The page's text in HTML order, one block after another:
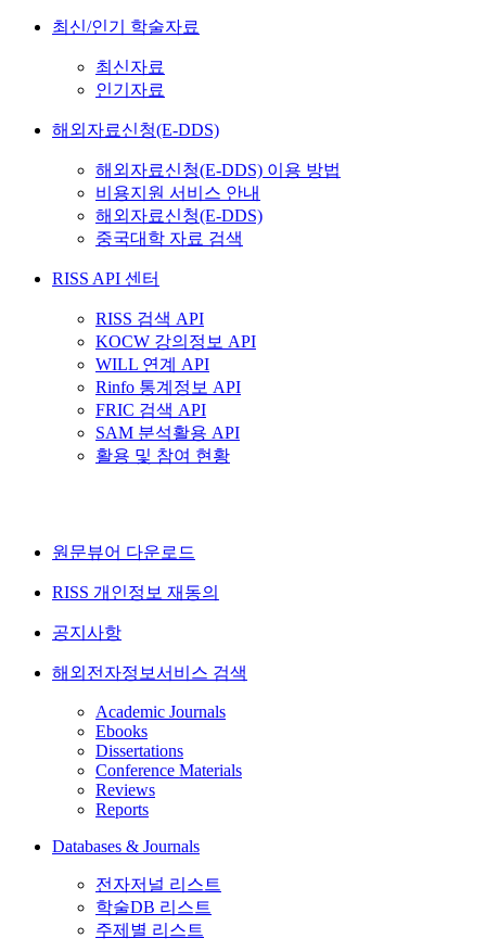
최신/인기 학술자료
최신자료
인기자료
해외자료신청(E-DDS)
해외자료신청(E-DDS) 이용 방법
비용지원 서비스 안내
해외자료신청(E-DDS)
중국대학 자료 검색
RISS API 센터
RISS 검색 API
KOCW 강의정보 API
WILL 연계 API
Rinfo 통계정보 API
FRIC 검색 API
SAM 분석활용 API
활용 및 참여 현황
원문뷰어 다운로드
RISS 개인정보 재동의
공지사항
해외전자정보서비스 검색
Academic Journals
Ebooks
Dissertations
Conference Materials
Reviews
Reports
Databases & Journals
전자저널 리스트
학술DB 리스트
주제별 리스트